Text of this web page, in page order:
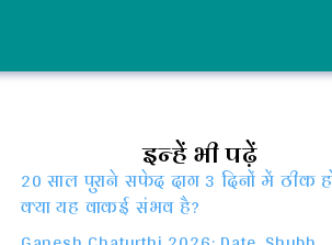
इन्हें भी पढ़ें
20 साल पुराने सफेद दाग 3 दिनों में ठीक
क्या यह वाकई संभव है?